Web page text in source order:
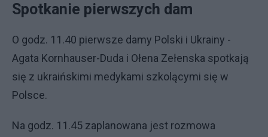
Spotkanie pierwszych dam
O godz. 11.40 pierwsze damy Polski i Ukrainy -
Agata Kornhauser-Duda i Ołena Zełenska spotkają
się z ukraińskimi medykami szkolącymi się w
Polsce.
Na godz. 11.45 zaplanowana jest rozmowa